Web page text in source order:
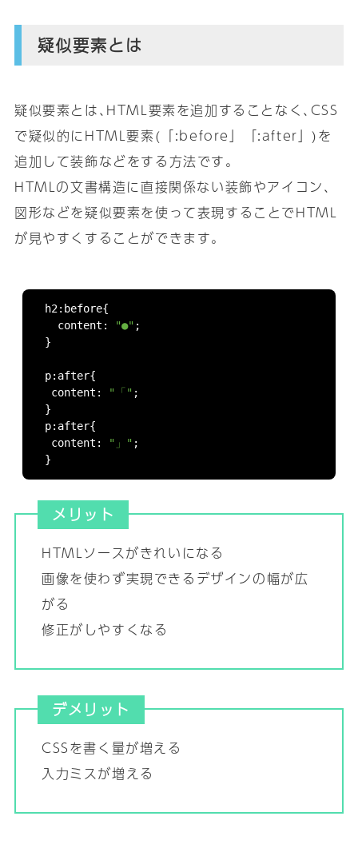
疑似要素とは
疑似要素とは､HTML要素を追加することなく､CSS
で疑似的にHTML要素(「:before」「:after」)を
追加して装飾などをする方法です｡
HTMLの文書構造に直接関係ない装飾やアイコン､
図形などを疑似要素を使って表現することでHTML
が見やすくすることができます｡
h2: before{
  content
: "●" ;
}
p: after{
content : "「" ;
}
p: after{
content : "」" ;
}
メリット
HTMLソースがきれいになる
画像を使わず実現できるデザインの幅が広
がる
修正がしやすくなる
デメリット
CSSを書く量が増える
入力ミスが増える